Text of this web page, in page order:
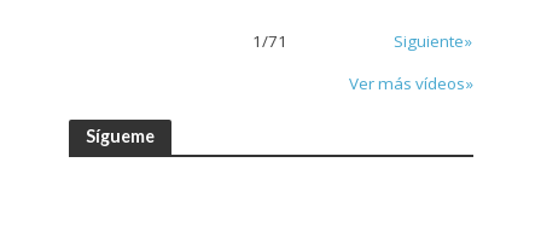
1/71
Siguiente»
Ver más vídeos»
Sígueme